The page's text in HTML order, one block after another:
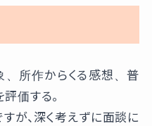
、所作からくる感想、普
価する。
が、深く考えずに面談に